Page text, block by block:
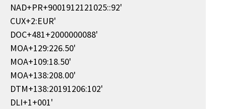
NAD+PR+9001912121025::92'
CUX+2:EUR'
DOC+481+2000000088'
MOA+129:226.50'
MOA+109:18.50'
MOA+138:208.00'
DTM+138:20191206:102'
DLI+1+001'